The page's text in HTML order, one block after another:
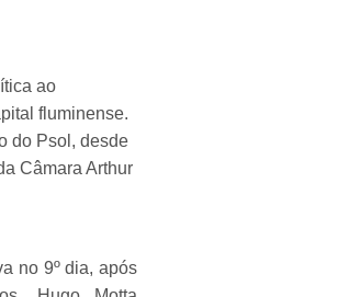
ao
fluminense.
do Psol, desde
Câmara Arthur
no 9º dia, após